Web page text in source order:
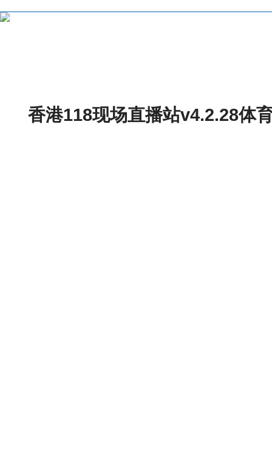
香港118现场直播站v4.2.28体